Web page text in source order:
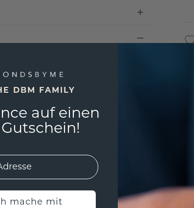
DBM FAMILY
auf einen
mache mit